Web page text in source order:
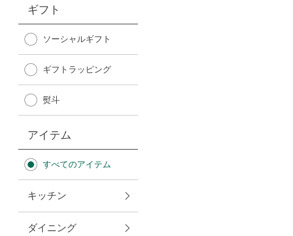
ハンディファン
日傘
保冷バッグ
無重力シリーズ
ギフト
ソーシャルギフト
ギフトラッピング
熨斗
アイテム
すべてのアイテム
キッチン
ダイニング